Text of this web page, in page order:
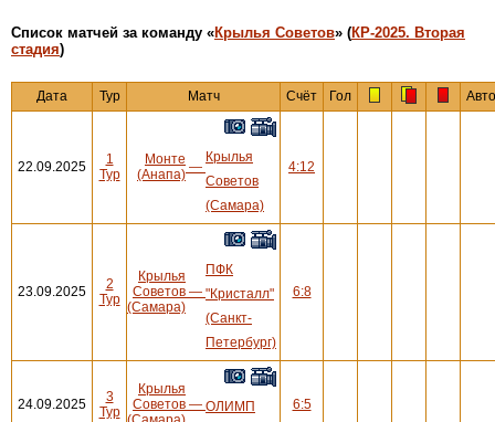
Cписок матчей за команду «Крылья Советов» (КР-2025. Вторая
стадия)
Дата Тур Матч Счёт Гол Авто
22.09.2025
1
Тур
Монте
(Анапа) —
Крылья
Советов
(Самара)
4:12
23.09.2025
2
Тур
Крылья
Советов
(Самара)
—
ПФК
"Кристалл"
(Санкт-
Петербург)
6:8
24.09.2025
3
Тур
Крылья
Советов — ОЛИМП 6:5